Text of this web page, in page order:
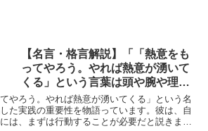
【名言・格言解説】「「熱意をも
ってやろう。やれば熱意が湧いて
くる」という言葉は頭や腕や理屈
を超えた実践の世界である。われ
われは、みんなかけがえのない立
派な個性をもっている。これを十
やろう。やれば熱意が湧いてくる」という名
た実践の重要性を物語っています。彼は、自
は、まずは行動することが必要だと説きまし